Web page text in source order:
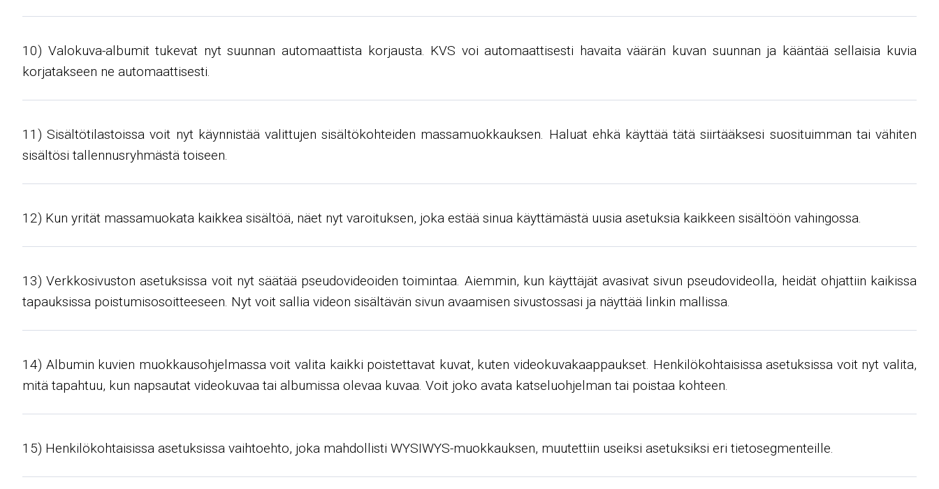
10) Valokuva-albumit tukevat nyt suunnan automaattista korjausta. KVS voi automaattisesti havaita väärän kuvan suunnan ja kääntää sellaisia ​​kuvia
korjatakseen ne automaattisesti.
11) Sisältötilastoissa voit nyt käynnistää valittujen sisältökohteiden massamuokkauksen. Haluat ehkä käyttää tätä siirtääksesi suosituimman tai vähiten
sisältösi tallennusryhmästä toiseen.
12) Kun yrität massamuokata kaikkea sisältöä, näet nyt varoituksen, joka estää sinua käyttämästä uusia asetuksia kaikkeen sisältöön vahingossa.
13) Verkkosivuston asetuksissa voit nyt säätää pseudovideoiden toimintaa. Aiemmin, kun käyttäjät avasivat sivun pseudovideolla, heidät ohjattiin kaikissa
tapauksissa poistumisosoitteeseen. Nyt voit sallia videon sisältävän sivun avaamisen sivustossasi ja näyttää linkin mallissa.
14) Albumin kuvien muokkausohjelmassa voit valita kaikki poistettavat kuvat, kuten videokuvakaappaukset. Henkilökohtaisissa asetuksissa voit nyt valita,
mitä tapahtuu, kun napsautat videokuvaa tai albumissa olevaa kuvaa. Voit joko avata katseluohjelman tai poistaa kohteen.
15) Henkilökohtaisissa asetuksissa vaihtoehto, joka mahdollisti WYSIWYS-muokkauksen, muutettiin useiksi asetuksiksi eri tietosegmenteille.